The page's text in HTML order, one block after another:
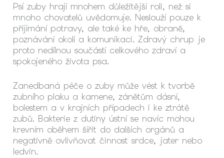
Psí zuby hrají mnohem důležitější roli, než si
mnoho chovatelů uvědomuje. Neslouží pouze k
přijímání potravy, ale také ke hře, obraně,
poznávání okolí a komunikaci. Zdravý chrup je
proto nedílnou součástí celkového zdraví a
spokojeného života psa.
Zanedbaná péče o zuby může vést k tvorbě
zubního plaku a kamene, zánětům dásní,
bolestem a v krajních případech i ke ztrátě
zubů. Bakterie z dutiny ústní se navíc mohou
krevním oběhem šířit do dalších orgánů a
negativně ovlivňovat činnost srdce, jater nebo
ledvin.